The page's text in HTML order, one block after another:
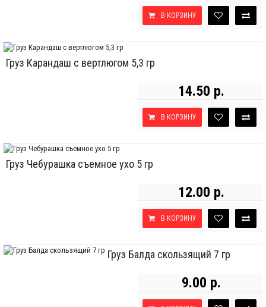
В КОРЗИНУ
Груз Карандаш с вертлюгом 5,3 гр
14.50 р.
В КОРЗИНУ
Груз Чебурашка съемное ухо 5 гр
12.00 р.
В КОРЗИНУ
Груз Балда скользящий 7 гр
9.00 р.